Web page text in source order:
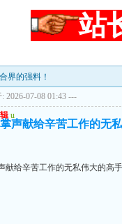
站
界的强料！
2026-07-08 01:43 ---
u
声献给辛苦工作的无
献给辛苦工作的无私伟大的高